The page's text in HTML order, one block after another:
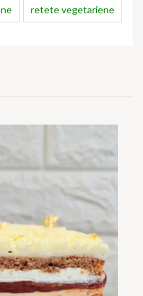
retete vegetariene